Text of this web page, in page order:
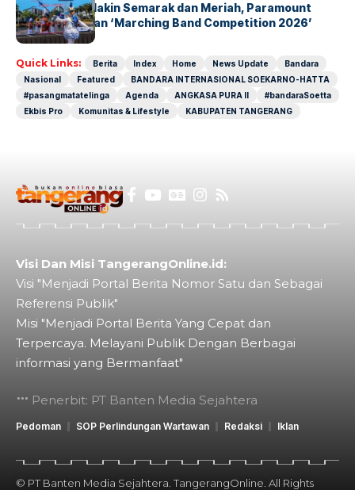
Akhir Pekan Makin Semarak dan Meriah, Paramount
Petals Hadirkan ‘Marching Band Competition 2026’
Quick Links: Berita Index Home News Update
Bandara
Nasional
Featured
BANDARA INTERNASIONAL SOEKARNO-HATTA
#pasangmatatelinga
Agenda ANGKASA PURA II
#bandaraSoetta
Ekbis Pro
Komunitas & Lifestyle KABUPATEN TANGERANG
Visi Dan Misi TangerangOnline.id:
Visi "Menjadi Portal Berita Nomor Satu dan Sebagai
Referensi Publik"
Misi "Menjadi Portal Berita Yang Cepat dan
Terpercaya. Melayani Publik Dengan Berbagai
informasi yang Bermanfaat"
Penerbit: PT Banten Media Sejahtera
Pedoman SOP Perlindungan Wartawan Redaksi Iklan
© PT Banten Media Sejahtera. TangerangOnline. All Rights